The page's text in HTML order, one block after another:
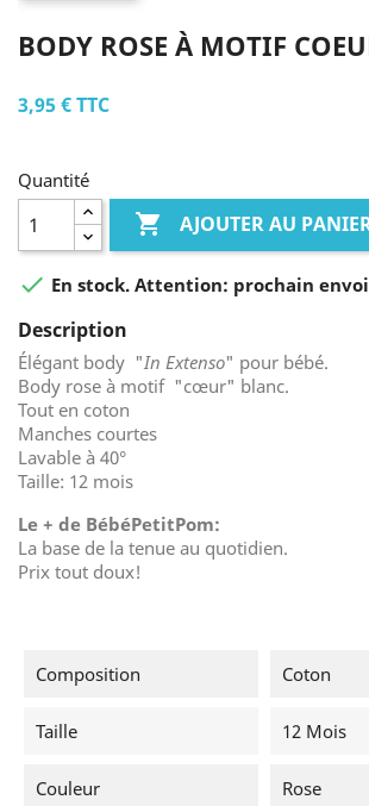
BODY ROSE À MOTIF
3,95 €TTC
Quantité
 AJOUTER AU
 En stock. Attention: prochain
Description
Élégant body "In Extenso" pour bébé.
Body rose à motif "cœur" blanc.
Tout en coton
Manches courtes
Lavable à 40°
Taille: 12 mois
Le + de BébéPetitPom:
La base de la tenue au quotidien.
Prix tout doux!
Composition Coton
Taille 12 Mois
Couleur Rose